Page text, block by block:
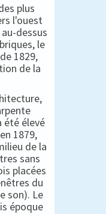
plus
l'ouest
dessus
le
1829,
de la
été élevé
1879,
de la
sans
placées
du
son). Le
époque